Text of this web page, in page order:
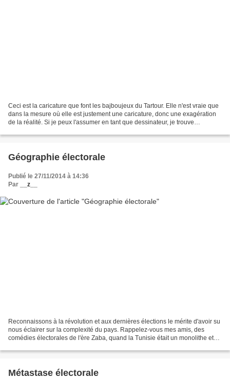
Ceci est la caricature que font les bajboujeux du Tartour. Elle n'est vraie que
dans la mesure où elle est justement une caricature, donc une exagération
de la réalité. Si je peux l'assumer en tant que dessinateur, je trouve
Géographie électorale
Publié le 27/11/2014 à 14:36
Par
__z__
Reconnaissons à la révolution et aux dernières élections le mérite d'avoir su
nous éclairer sur la complexité du pays. Rappelez-vous mes amis, des
comédies électorales de l'ère Zaba, quand la Tunisie était un monolithe et
Métastase électorale